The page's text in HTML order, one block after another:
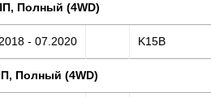
Полный (4WD)
- 07.2020 K15B
Полный (4WD)